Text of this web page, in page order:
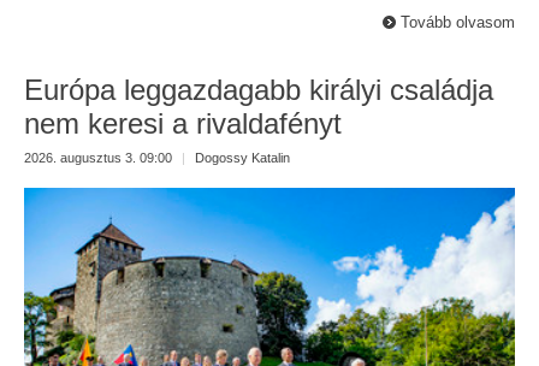
Tovább olvasom
Európa leggazdagabb királyi családja
nem keresi a rivaldafényt
2026. augusztus 3. 09:00 Dogossy Katalin